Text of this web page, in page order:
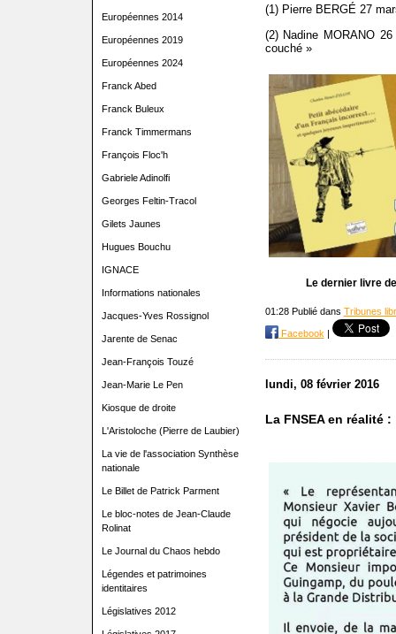
Européennes 2014
Européennes 2019
Européennes 2024
Franck Abed
Franck Buleux
Franck Timmermans
François Floc'h
Gabriele Adinolfi
Georges Feltin-Tracol
Gilets Jaunes
Hugues Bouchu
IGNACE
Informations nationales
Jacques-Yves Rossignol
Jarente de Senac
Jean-François Touzé
Jean-Marie Le Pen
Kiosque de droite
L'Aristoloche (Pierre de Laubier)
La vie de l'association Synthèse
nationale
Le Billet de Patrick Parment
Le bloc-notes de Jean-Claude
Rolinat
Le Journal du Chaos hebdo
Légendes et patrimoines
identitaires
Législatives 2012
(1) Pierre BERGÉ 27
(2) Nadine MORANO
couché »
Le dernier livre
01:28 Publié dans Tribunes
Facebook
lundi, 08 février 2016
La FNSEA en réalité :